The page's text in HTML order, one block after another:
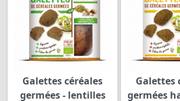
Galettes céréales
germées - lentilles
Galettes
germées